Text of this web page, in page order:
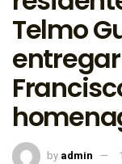
Telmo
by admin